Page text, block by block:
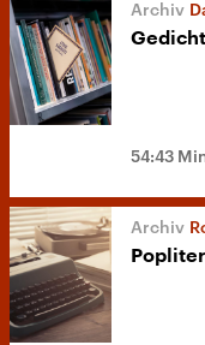
54:43